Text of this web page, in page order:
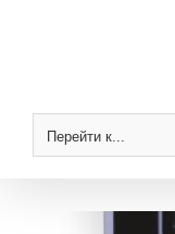
Перейти к...